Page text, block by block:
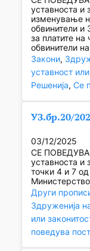
уставноста и
изменување
обвинители и
за платите на
обвинители
Закони,
уставност
Решенија, Се
УЗ.бр.20/
03/12/2025
СЕ ПОВЕДУВА
уставноста и
точки 4 и 7
Други
Здруженија
или
поведува